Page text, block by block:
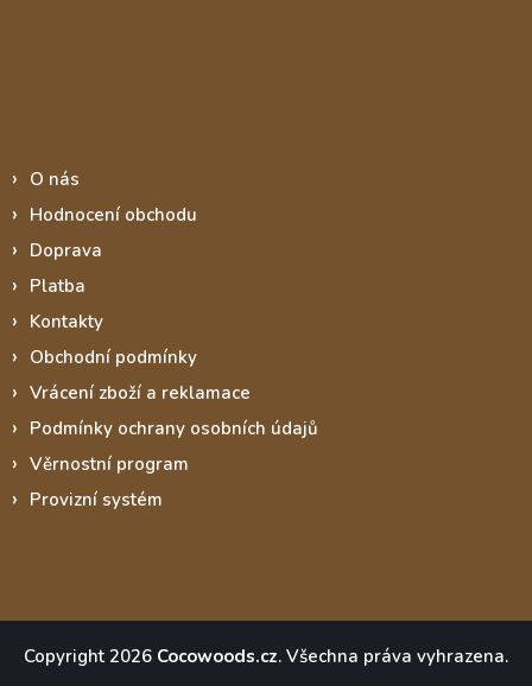
O nás
Hodnocení obchodu
Doprava
Platba
Kontakty
Obchodní podmínky
Vrácení zboží a reklamace
Podmínky ochrany osobních údajů
Věrnostní program
Provizní systém
Copyright 2026 Cocowoods.cz. Všechna práva vyhrazena.